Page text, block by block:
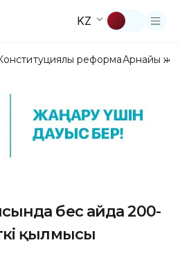
KZ
реформаАрнайы
бес айда 200-
қылмысы